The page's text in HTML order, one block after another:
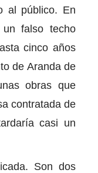
al público. En
falso techo
cinco años
de Aranda de
obras que
contratada de
casi un
Son dos